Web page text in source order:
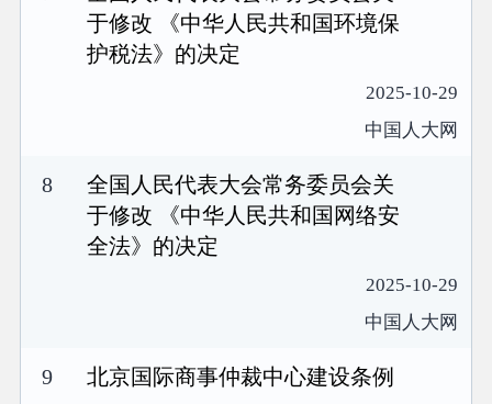
于修改 《中华人民共和国环境保
护税法》的决定
2025-10-29
中国人大网
8
全国人民代表大会常务委员会关
于修改 《中华人民共和国网络安
全法》的决定
2025-10-29
中国人大网
9 北京国际商事仲裁中心建设条例